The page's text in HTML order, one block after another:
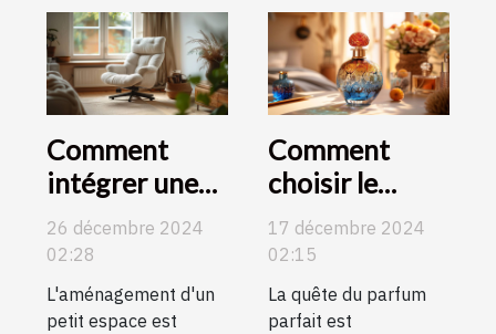
Comment
intégrer une
chaise fauteuil
ergonomique
dans un petit
espace
26 décembre 2024
02:28
L'aménagement d'un
petit espace est
Comment
choisir le
parfum parfait
pour chaque
occasion
17 décembre 2024
02:15
La quête du parfum
parfait est